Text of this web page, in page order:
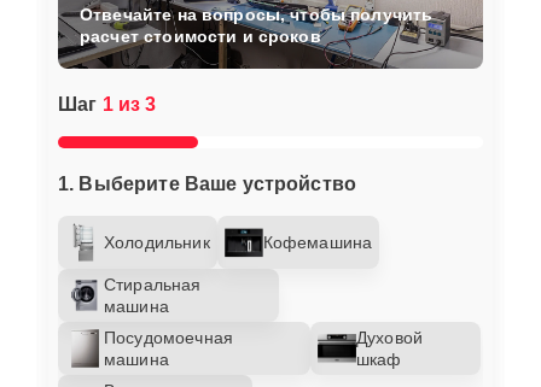
Шаг 1 из 3
1. Выберите Ваше устройство
Холодильник Кофемашина
Стиральная
машина
Посудомоечная
машина
Духовой
шкаф
Отвечайте на вопросы, чтобы получить
расчет стоимости и сроков